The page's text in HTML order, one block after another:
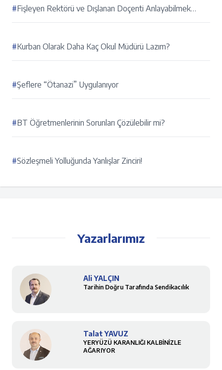
#Fişleyen Rektörü ve Dışlanan Doçenti Anlayabilmek…
#Kurban Olarak Daha Kaç Okul Müdürü Lazım?
#Şeflere “Ötanazi” Uygulanıyor
#BT Öğretmenlerinin Sorunları Çözülebilir mi?
#Sözleşmeli Yolluğunda Yanlışlar Zinciri!
Yazarlarımız
Ali YALÇIN
Tarihin Doğru Tarafında Sendikacılık
Talat YAVUZ
YERYÜZÜ KARANLIĞI KALBİNİZLE
AĞARIYOR